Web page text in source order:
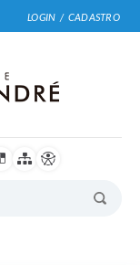
LOGIN / CADASTRO